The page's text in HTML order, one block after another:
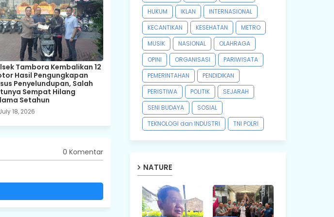
Tambora Kembalikan 12
Hasil Pengungkapan
Penyelundupan, Salah
Sempat Hilang
Setahun
18, 2026
0 Komentar
HUKUM
IKLAN
INTERNASIONAL
KECANTIKAN
KESEHATAN
METRO
MUSIK
NASIONAL
OLAHRAGA
OPINI
ORGANISASI
PARIWISATA
PEMERINTAHAN
PENDIDIKAN
PERISTIWA
POLITIK
SEJARAH
SENI BUDAYA
SOSIAL
TEKNOLOGI dan INDUSTRI
TNI POLRI
NATURE